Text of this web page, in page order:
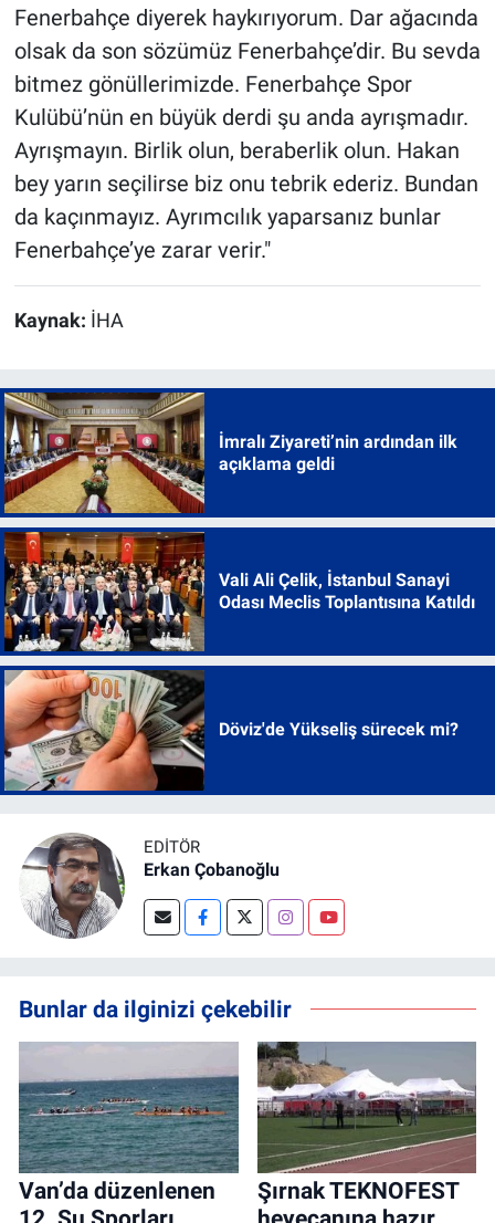
Fenerbahçe diyerek haykırıyorum. Dar ağacında
olsak da son sözümüz Fenerbahçe’dir. Bu sevda
bitmez gönüllerimizde. Fenerbahçe Spor
Kulübü’nün en büyük derdi şu anda ayrışmadır.
Ayrışmayın. Birlik olun, beraberlik olun. Hakan
bey yarın seçilirse biz onu tebrik ederiz. Bundan
da kaçınmayız. Ayrımcılık yaparsanız bunlar
Fenerbahçe’ye zarar verir."
Kaynak: İHA
İmralı Ziyareti’nin ardından ilk
açıklama geldi
Vali Ali Çelik, İstanbul Sanayi
Odası Meclis Toplantısına Katıldı
Döviz'de Yükseliş sürecek mi?
EDITÖR
Erkan Çobanoğlu
Bunlar da ilginizi çekebilir
Van’da düzenlenen
Şırnak TEKNOFEST